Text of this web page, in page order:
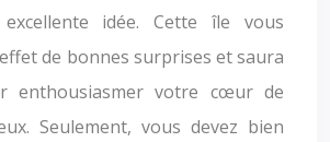
excellente idée. Cette île vous
de bonnes surprises et saura
enthousiasmer votre cœur de
Seulement, vous devez bien